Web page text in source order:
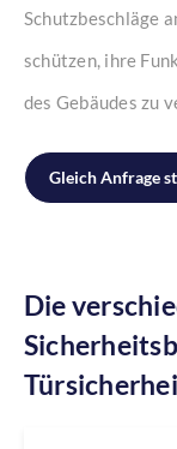
Schutzbeschläge
schützen, ihre
des Gebäudes zu
Gleich Anfrage
Die